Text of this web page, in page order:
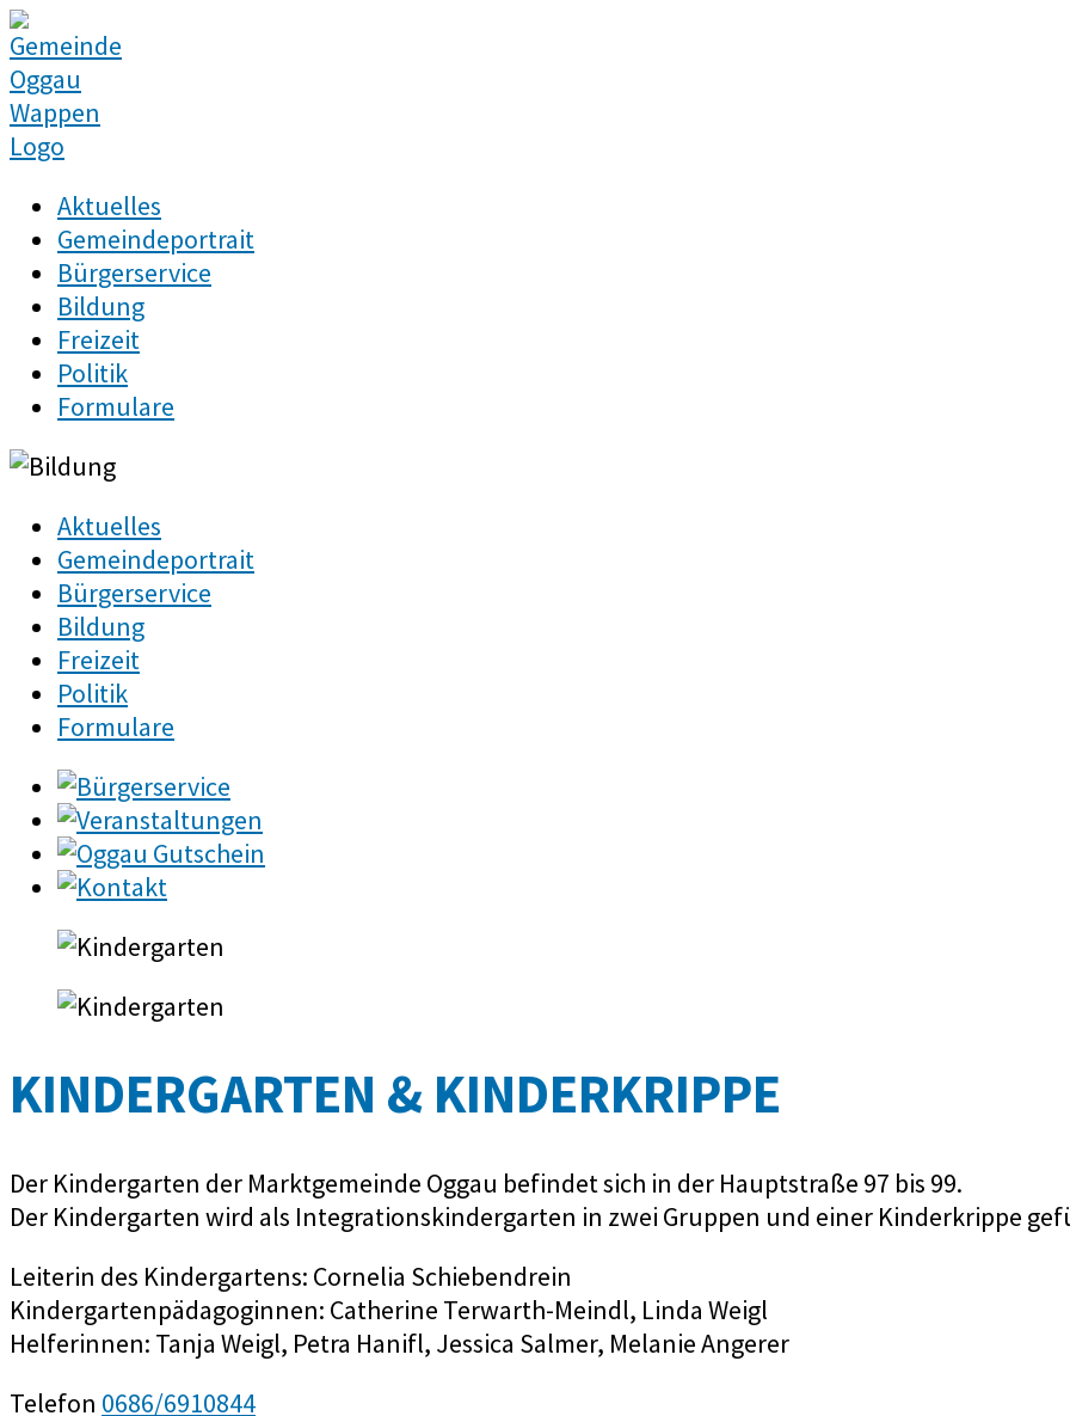
Zum
Inhalt
springen
Aktuelles
Gemeindeportrait
Bürgerservice
Bildung
Freizeit
Politik
Formulare
Aktuelles
Gemeindeportrait
Bürgerservice
Bildung
Freizeit
Politik
Formulare
KINDERGARTEN & KINDERKRIPPE
Der Kindergarten der Marktgemeinde Oggau befindet sich in der Hauptstraße 97 bis 99.
Der Kindergarten wird als Integrationskindergarten in zwei Gruppen und einer Kinderkrippe
Leiterin des Kindergartens: Cornelia Schiebendrein
Kindergartenpädagoginnen: Catherine Terwarth-Meindl, Linda Weigl
Helferinnen: Tanja Weigl, Petra Hanifl, Jessica Salmer, Melanie Angerer
Telefon 0686/6910844